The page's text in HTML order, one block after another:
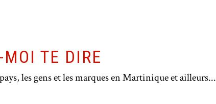
TE DIRE
les gens et les marques en Martinique et ailleurs...